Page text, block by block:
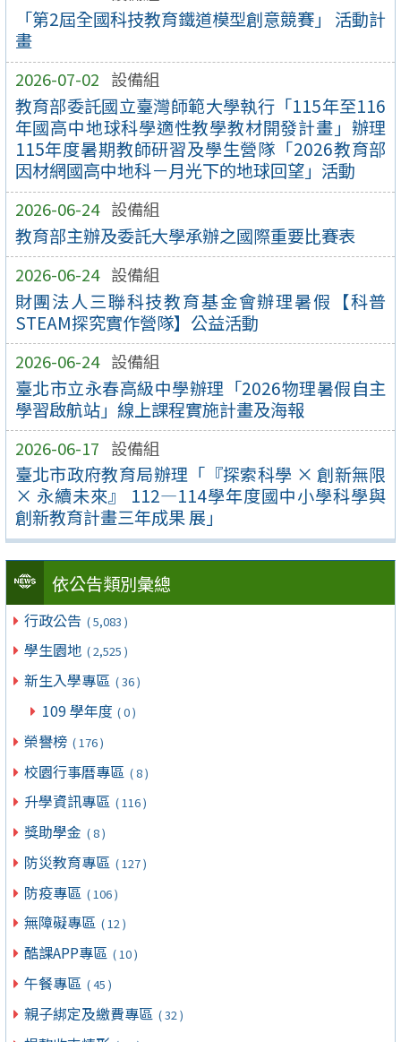
「第2屆全國科技教育鐵道模型創意競賽」 活動計
畫
2026-07-02 設備組
教育部委託國立臺灣師範大學執行「115年至116
年國高中地球科學適性教學教材開發計畫」辦理
115年度暑期教師研習及學生營隊「2026教育部
因材網國高中地科－月光下的地球回望」活動
2026-06-24 設備組
教育部主辦及委託大學承辦之國際重要比賽表
2026-06-24 設備組
財團法人三聯科技教育基金會辦理暑假【科普
STEAM探究實作營隊】公益活動
2026-06-24 設備組
臺北市立永春高級中學辦理「2026物理暑假自主
學習啟航站」線上課程實施計畫及海報
2026-06-17 設備組
臺北市政府教育局辦理「『探索科學 × 創新無限
× 永續未來』 112—114學年度國中小學科學與
創新教育計畫三年成果 展」
依公告類別彙總
行政公告 ( 5,083 )
學生園地 ( 2,525 )
新生入學專區 ( 36 )
109 學年度 ( 0 )
榮譽榜 ( 176 )
校園行事曆專區 ( 8 )
升學資訊專區 ( 116 )
獎助學金 ( 8 )
防災教育專區 ( 127 )
防疫專區 ( 106 )
無障礙專區 ( 12 )
酷課APP專區 ( 10 )
午餐專區 ( 45 )
親子綁定及繳費專區 ( 32 )